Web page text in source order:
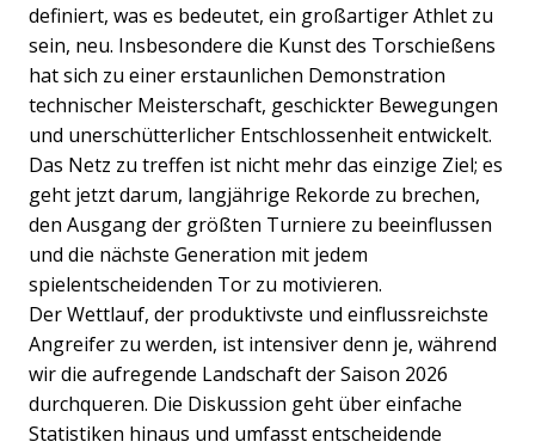
definiert, was es bedeutet, ein großartiger Athlet zu
sein, neu. Insbesondere die Kunst des Torschießens
hat sich zu einer erstaunlichen Demonstration
technischer Meisterschaft, geschickter Bewegungen
und unerschütterlicher Entschlossenheit entwickelt.
Das Netz zu treffen ist nicht mehr das einzige Ziel; es
geht jetzt darum, langjährige Rekorde zu brechen,
den Ausgang der größten Turniere zu beeinflussen
und die nächste Generation mit jedem
spielentscheidenden Tor zu motivieren.
Der Wettlauf, der produktivste und einflussreichste
Angreifer zu werden, ist intensiver denn je, während
wir die aufregende Landschaft der Saison 2026
durchqueren. Die Diskussion geht über einfache
Statistiken hinaus und umfasst entscheidende